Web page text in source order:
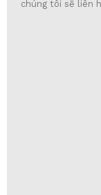
chúng tôi sẽ liên